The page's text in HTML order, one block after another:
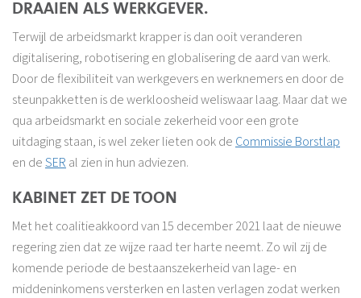
DRAAIEN ALS WERKGEVER.
Terwijl de arbeidsmarkt krapper is dan ooit veranderen
digitalisering, robotisering en globalisering de aard van werk.
Door de flexibiliteit van werkgevers en werknemers en door de
steunpakketten is de werkloosheid weliswaar laag. Maar dat we
qua arbeidsmarkt en sociale zekerheid voor een grote
uitdaging staan, is wel zeker lieten ook de Commissie Borstlap
en deSER al zien in hun adviezen.
KABINET ZET DE TOON
Met het coalitieakkoord van 15 december 2021 laat de nieuwe
regering zien dat ze wijze raad ter harte neemt. Zo wil zij de
komende periode de bestaanszekerheid van lage- en
middeninkomens versterken en lasten verlagen zodat werken